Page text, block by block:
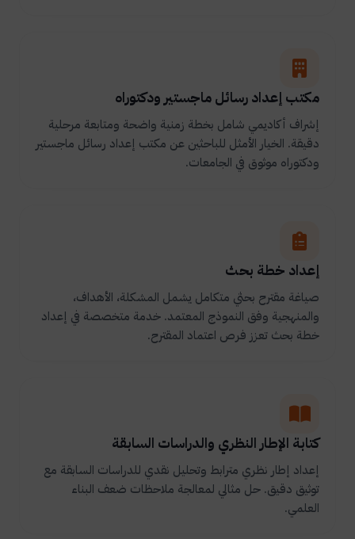
مكتب إعداد رسائل ماجستير ودكتوراه
إشراف أكاديمي شامل بخطة زمنية واضحة ومتابعة مرحلية
دقيقة. الخيار الأمثل للباحثين عن مكتب إعداد رسائل ماجستير
ودكتوراه موثوق في الجامعات.
إعداد خطة بحث
صياغة مقترح بحثي متكامل يشمل المشكلة، الأهداف،
والمنهجية وفق النموذج المعتمد. خدمة متخصصة في إعداد
خطة بحث تعزز فرص اعتماد المقترح.
كتابة الإطار النظري والدراسات السابقة
إعداد إطار نظري مترابط وتحليل نقدي للدراسات السابقة مع
توثيق دقيق. حل مثالي لمعالجة ملاحظات ضعف البناء
العلمي.